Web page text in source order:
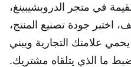
في متجر الدروبشيبينغ،
اختبر جودة تصنيع المنتج،
علامتك التجارية ويبني
ما الذي يتلقاه مشتريك.